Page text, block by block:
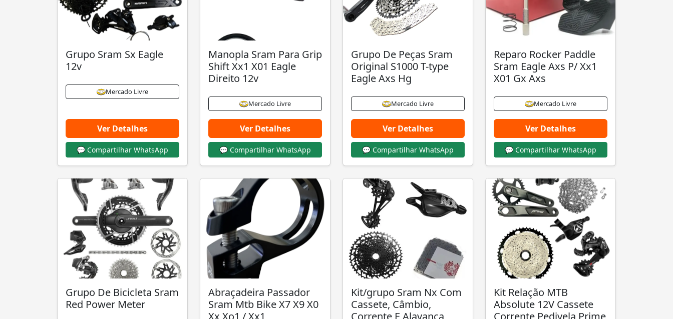
Grupo Sram Sx Eagle
12v
Mercado Livre
Ver Detalhes
💬 Compartilhar WhatsApp
Manopla Sram Para Grip
Shift Xx1 X01 Eagle
Direito 12v
Mercado Livre
Ver Detalhes
💬 Compartilhar WhatsApp
Grupo De Peças Sram
Original S1000 T-type
Eagle Axs Hg
Mercado Livre
Ver Detalhes
💬 Compartilhar WhatsApp
Reparo Rocker Paddle
Sram Eagle Axs P/ Xx1
X01 Gx Axs
Mercado Livre
Ver Detalhes
💬 Compartilhar WhatsApp
Grupo De Bicicleta Sram
Red Power Meter
Abraçadeira Passador
Sram Mtb Bike X7 X9 X0
Xx Xo1 / Xx1
Kit/grupo Sram Nx Com
Cassete, Câmbio,
Corrente E Alavanca
Kit Relação MTB
Absolute 12V Cassete
Corrente Pedivela Prime